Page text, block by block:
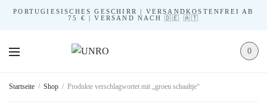
PORTUGIESISCHES GESCHIRR | VERSANDKOSTENFREI AB
75 € | VERSAND NACH 🇩🇪 🇦🇹
0
Startseite / Shop / Produkte verschlagwortet mit „groen schaaltje“